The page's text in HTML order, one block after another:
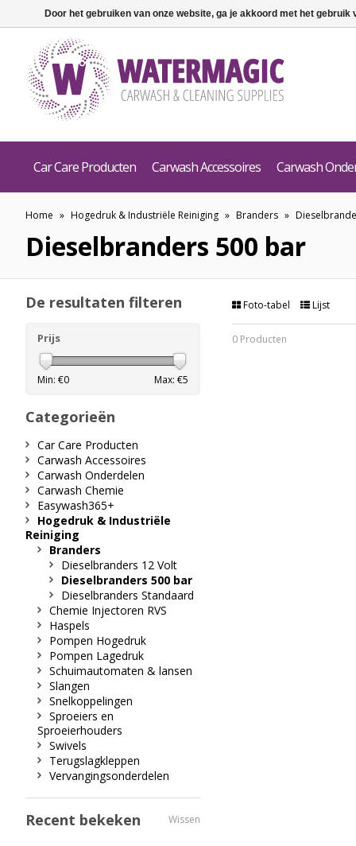
Car Care Producten Carwash Accessoires Carwash
Home » Hogedruk & Industriële Reiniging » Branders »
Dieselbranders 500 bar
Foto-tabel Lijst
0 Producten
De resultaten filteren
Prijs
Min: €0 Max: €5
Categorieën
Car Care Producten
Carwash Accessoires
Carwash Onderdelen
Carwash Chemie
Easywash365+
Hogedruk & Industriële
Reiniging
Branders
Dieselbranders 12 Volt
Dieselbranders 500 bar
Dieselbranders Standaard
Chemie Injectoren RVS
Haspels
Pompen Hogedruk
Pompen Lagedruk
Schuimautomaten & lansen
Slangen
Snelkoppelingen
Sproeiers en
Sproeierhouders
Swivels
Terugslagkleppen
Vervangingsonderdelen
Recent bekeken Wissen
Door het gebruiken van onze website, ga je akkoord met het